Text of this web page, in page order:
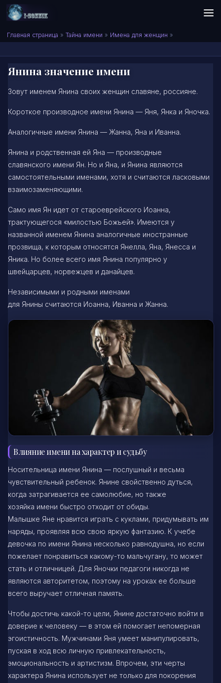
Skip to content
Сонник I-SONNIK.COM
Главная страница » Тайна имени » Имена для женщин »
Янина значение имени
Зовут именем Янина своих женщин славяне, россияне.
Короткое производное имени Янина — Яня, Янка и Яночка.
Аналогичные имени Янина — Жанна, Яна и Иванна.
Янина и родственная ей Яна — производные
славянского имени Ян. Но и Яна, и Янина являются
самостоятельными именами, хотя и считаются ласковыми
взаимозаменяющими.
Само имя Ян идет от староеврейского Иоанна,
трактующегося «милостью Божьей». Имеются у
названной именем Янина аналогичные иностранные
прозвища, к которым относятся Янелла, Яна, Янесса и
Яника. Но более всего имя Янина популярно у
швейцарцев, норвежцев и данайцев.
Независимыми и родными именами
для Янины считаются Иоанна, Иванна и Жанна.
Влияние имени на характер и судьбу
Носительница имени Янина — послушный и весьма
чувствительный ребенок. Янине свойственно дуться,
когда затрагивается ее самолюбие, но также
хозяйка имени быстро отходит от обиды.
Малышке Яне нравится играть с куклами, придумывать им
наряды, проявляя всю свою яркую фантазию. К учебе
девочка по имени Янина несколько равнодушна, но если
пожелает понравиться какому-то мальчугану, то может
стать и отличницей. Для Яночки педагоги никогда не
являются авторитетом, поэтому на уроках ее больше
всего выручает отличная память.
Чтобы достичь какой-то цели, Янине достаточно войти в
доверие к человеку — в этом ей помогает непомерная
эгоистичность. Мужчинами Яня умеет манипулировать,
пуская в ход всю личную привлекательность,
эмоциональность и артистизм. Впрочем, эти черты
характера Янина использует не только для покорения